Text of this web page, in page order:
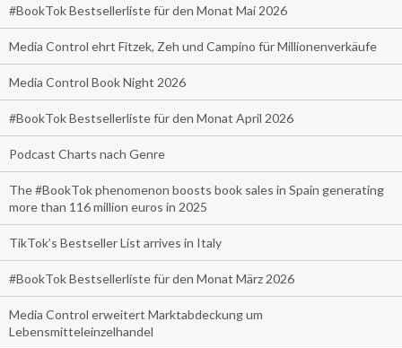
#BookTok Bestsellerliste für den Monat Mai 2026
Media Control ehrt Fitzek, Zeh und Campino für Millionenverkäufe
Media Control Book Night 2026
#BookTok Bestsellerliste für den Monat April 2026
Podcast Charts nach Genre
The #BookTok phenomenon boosts book sales in Spain generating
more than 116 million euros in 2025
TikTok’s Bestseller List arrives in Italy
#BookTok Bestsellerliste für den Monat März 2026
Media Control erweitert Marktabdeckung um
Lebensmitteleinzelhandel